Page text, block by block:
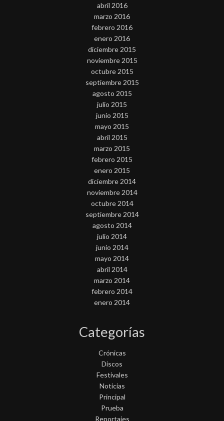
abril 2016
marzo 2016
febrero 2016
enero 2016
diciembre 2015
noviembre 2015
octubre 2015
septiembre 2015
agosto 2015
julio 2015
junio 2015
mayo 2015
abril 2015
marzo 2015
febrero 2015
enero 2015
diciembre 2014
noviembre 2014
octubre 2014
septiembre 2014
agosto 2014
julio 2014
junio 2014
mayo 2014
abril 2014
marzo 2014
febrero 2014
enero 2014
Categorías
Crónicas
Discos
Festivales
Noticias
Principal
Prueba
Reportajes